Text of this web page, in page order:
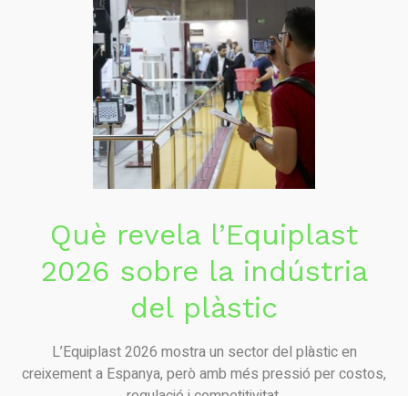
Què revela l’Equiplast
2026 sobre la indústria
del plàstic
L’Equiplast 2026 mostra un sector del plàstic en
creixement a Espanya, però amb més pressió per costos,